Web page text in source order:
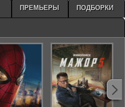
ПРЕМЬЕРЫ ПОДБОРКИ